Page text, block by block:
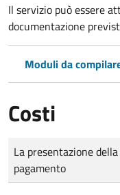
Il servizio può essere
documentazione
Moduli da
Costi
Tipo di pagamento
Importo
La presentazione
pagamento